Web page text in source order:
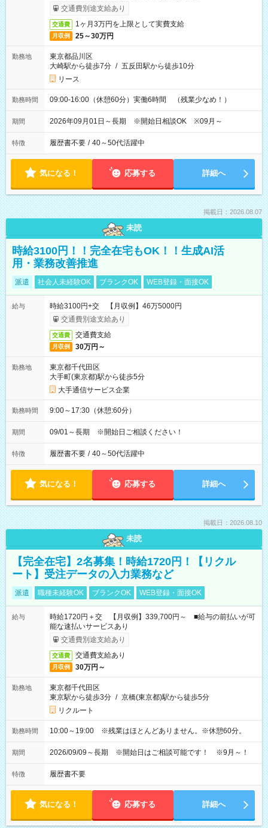
交通費別途支給あり
交通費 1ヶ月3万円を上限として実費支給
月収例 25～30万円
勤務地
東京都品川区
大崎駅から徒歩7分 / 五反田駅から徒歩10分
リース
勤務時間 09:00-16:00（休憩60分）実働6時間 （残業少なめ！）
期間 2026年09月01日～長期 ※開始日相談OK ※09月～
特徴 履歴書不要 / 40～50代活躍中
気になる！ 応募する 詳細へ
掲載日：2026.08.07
未読
時給3100円！！完全在宅もOK！！生成AI活
用・業務改善推進
派遣 社会人未経験OK ブランクOK WEB登録・面接OK
給与
時給3100円+交 【月収例】46万5000円
交通費別途支給あり
交通費 交通費支給
月収例 30万円～
勤務地
東京都千代田区
大手町(東京都)駅から徒歩5分
大手通信サービス企業
勤務時間 9:00～17:30（休憩:60分）
期間 09/01～長期 ※開始日ご相談ください！
特徴 履歴書不要 / 40～50代活躍中
気になる！ 応募する 詳細へ
掲載日：2026.08.10
未読
【完全在宅】2名募集！時給1720円！【リクル
ート】受注データの入力業務など
派遣 職種未経験OK ブランクOK WEB登録・面接OK
給与
時給1720円＋交 【月収例】339,700円～ ■給与の前払いが可
能な速払いサービスあり
交通費別途支給あり
交通費 交通費支給あり
月収例 30万円～
勤務地
東京都千代田区
東京駅から徒歩3分 / 京橋(東京都)駅から徒歩5分
リクルート
勤務時間 10:00～19:00 ※残業はほとんどありません。※休憩60分。
期間 2026/09/09～長期 ※開始日はご相談可能です！ ※9月～！
特徴 履歴書不要
気になる！ 応募する 詳細へ